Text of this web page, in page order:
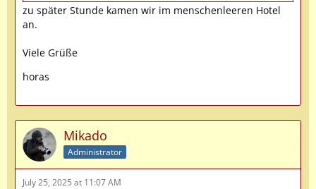
zu später Stunde kamen wir im menschenleeren Hotel
an.
Viele Grüße
horas
Mikado
Administrator
July 25, 2025 at 11:07 AM